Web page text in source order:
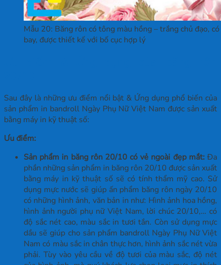
Mẫu 20: Băng rôn có tông màu hồng – trắng chủ đạo,
bay, được thiết kế với bố cục hợp lý
Sau đây là những ưu điểm nổi bật & Ứng dụng phổ biến của
sản phẩm in bandroll Ngày Phụ Nữ Việt Nam được sản xuất
bằng máy in kỹ thuật số:
Ưu điểm:
Sản phẩm in băng rôn 20/10 có vẻ ngoài đẹp mắt:Đa
phần những sản phẩm in băng rôn 20/10 được sản xuất
bằng máy in kỹ thuật số sẽ có tính thẩm mỹ cao. Sử
dụng mực nước sẽ giúp ấn phẩm băng rôn ngày 20/10
có những hình ảnh, văn bản in như: Hình ảnh hoa hồng,
hình ảnh người phụ nữ Việt Nam, lời chúc 20/10,… có
độ sắc nét cao, màu sắc in tươi tắn. Còn sử dụng mực
dầu sẽ giúp cho sản phẩm bandroll Ngày Phụ Nữ Việt
Nam có màu sắc in chân thực hơn, hình ảnh sắc nét vừa
phải. Tùy vào yêu cầu về độ tươi của màu sắc, độ nét